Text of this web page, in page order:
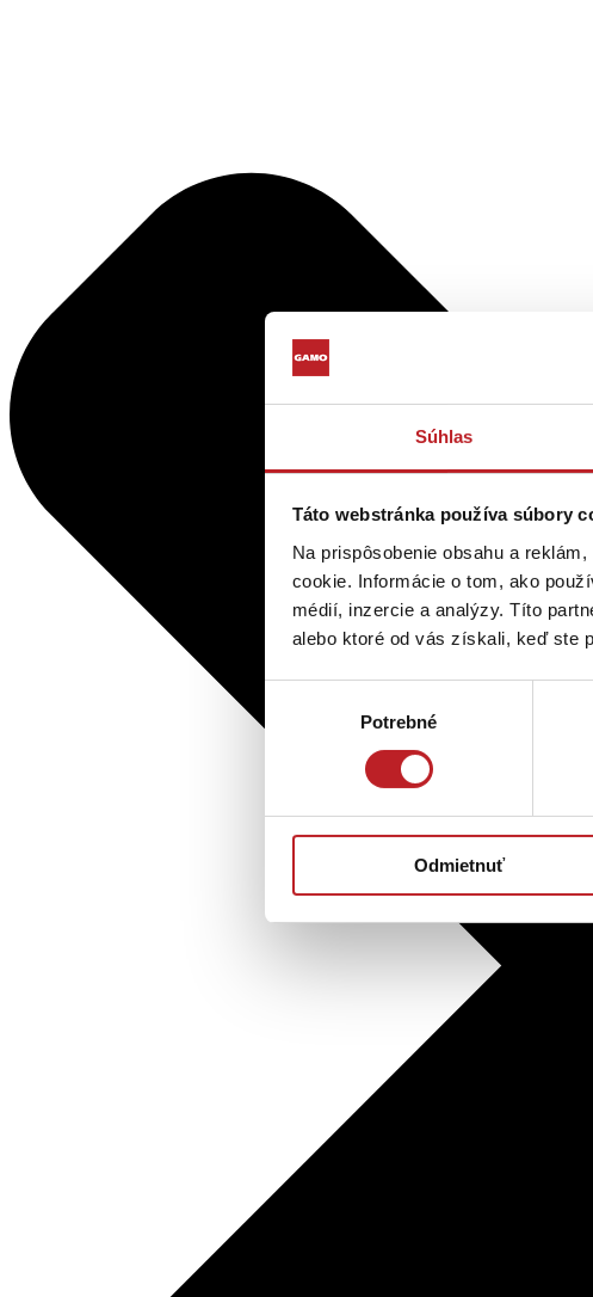
Súhlas
Táto webstránka používa súbory
Na prispôsobenie obsahu a
cookie. Informácie o tom, ako
médií, inzercie a analýzy. Títo
alebo ktoré od vás získali, keď ste
Potrebné
Odmietnuť